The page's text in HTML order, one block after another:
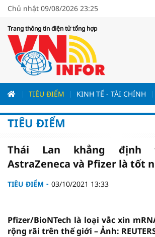
Chủ nhật 09/08/2026 23:25
Trang thông tin điện tử tổng hợp
TIÊU ĐIỂM KINH TẾ - TÀI CHÍNH
TIÊU ĐIỂM
Thái Lan khẳng định
AstraZeneca và Pfizer là tốt
TIÊU ĐIỂM 03/10/2021 13:33
Pfizer/BioNTech là loại vắc xin
rộng rãi trên thế giới – Ảnh: